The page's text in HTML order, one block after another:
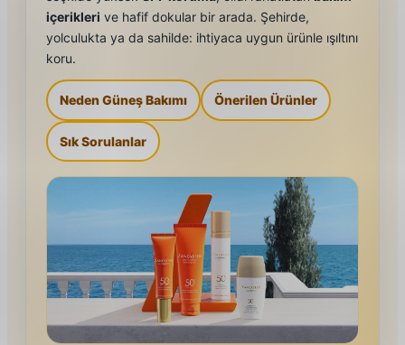
içerikleri ve hafif dokular bir arada. Şehirde,
yolculukta ya da sahilde: ihtiyaca uygun ürünle ışıltını
koru.
Neden Güneş Bakımı Önerilen Ürünler
Sık Sorulanlar